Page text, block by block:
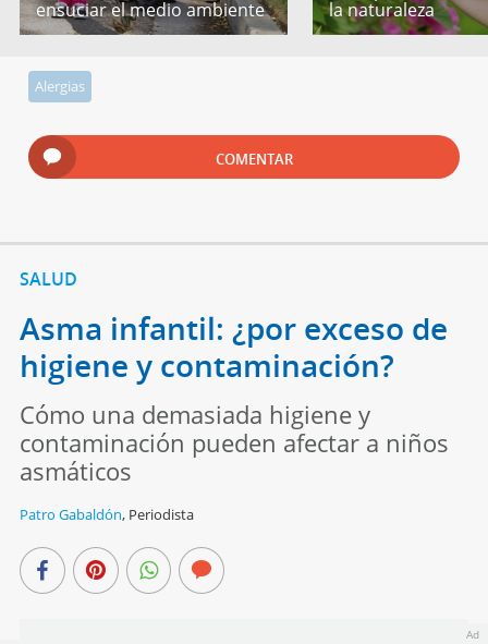
ensuciar el medio ambiente
la naturaleza
Alergias
COMENTAR
SALUD
Asma infantil: ¿por exceso de
higiene y contaminación?
Cómo una demasiada higiene y
contaminación pueden afectar a niños
asmáticos
Patro Gabaldón, Periodista
Ad